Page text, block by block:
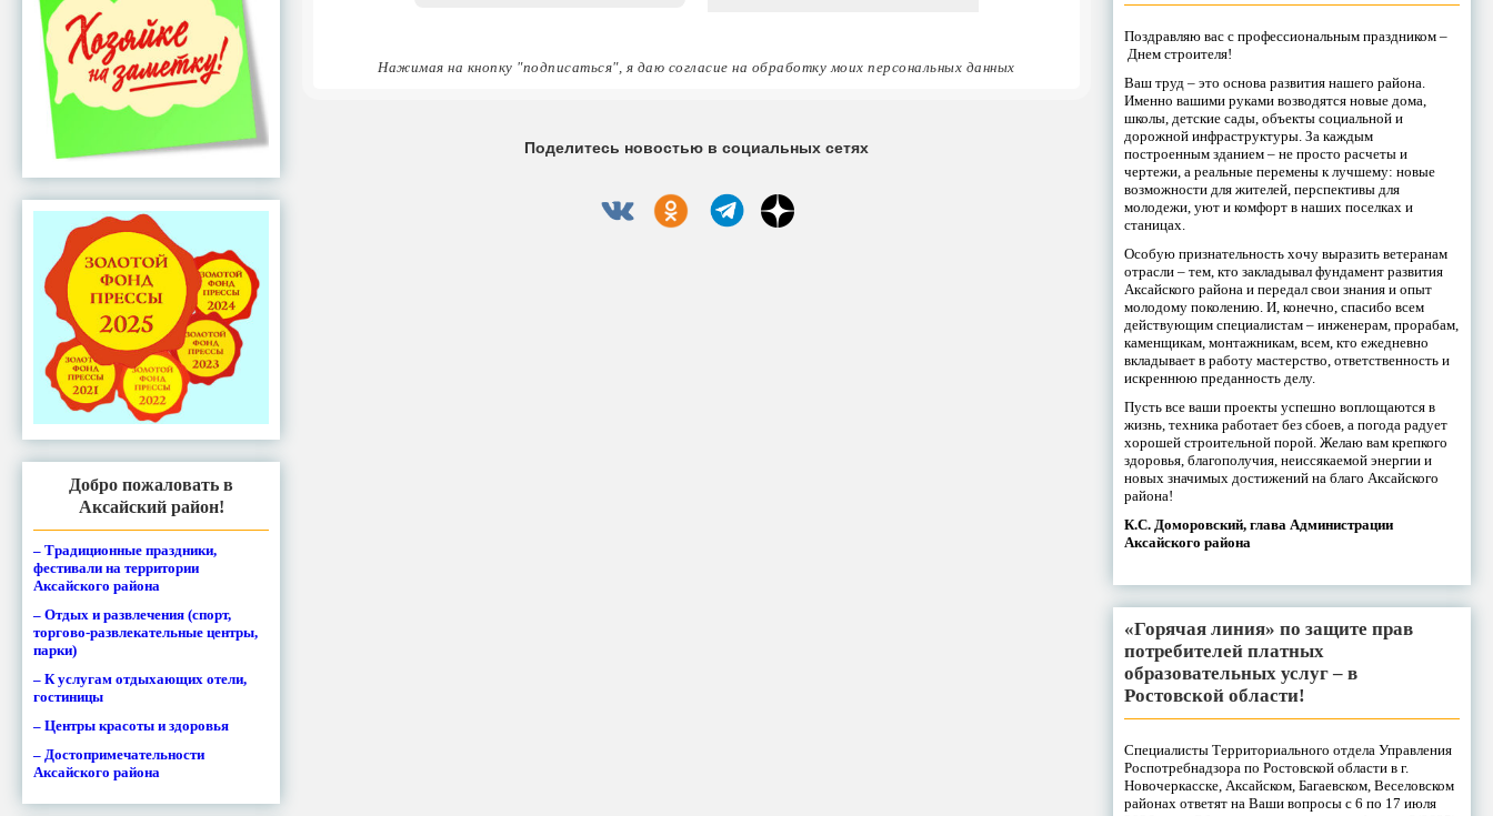
Добро пожаловать в
Аксайский район!
– Традиционные праздники,
фестивали на территории
Аксайского района
– Отдых и развлечения (спорт,
торгово-развлекательные центры,
парки)
– К услугам отдыхающих отели,
гостиницы
– Центры красоты и здоровья
– Достопримечательности
Аксайского района
Нажимая на кнопку "подписаться", я даю согласие на обработку моих персональных данных
Поделитесь новостью в социальных сетях
Поздравляю вас с профессиональным праздником –
Днем строителя!
Ваш труд – это основа развития нашего района.
Именно вашими руками возводятся новые дома,
школы, детские сады, объекты социальной и
дорожной инфраструктуры. За каждым
построенным зданием – не просто расчеты и
чертежи, а реальные перемены к лучшему: новые
возможности для жителей, перспективы для
молодежи, уют и комфорт в наших поселках и
станицах.
Особую признательность хочу выразить ветеранам
отрасли – тем, кто закладывал фундамент развития
Аксайского района и передал свои знания и опыт
молодому поколению. И, конечно, спасибо всем
действующим специалистам – инженерам, прорабам,
каменщикам, монтажникам, всем, кто ежедневно
вкладывает в работу мастерство, ответственность и
искреннюю преданность делу.
Пусть все ваши проекты успешно воплощаются в
жизнь, техника работает без сбоев, а погода радует
хорошей строительной порой. Желаю вам крепкого
здоровья, благополучия, неиссякаемой энергии и
новых значимых достижений на благо Аксайского
района!
К.С. Доморовский, глава Администрации
Аксайского района
«Горячая линия» по защите прав
потребителей платных
образовательных услуг – в
Ростовской области!
Специалисты Территориального отдела Управления
Роспотребнадзора по Ростовской области в г.
Новочеркасске, Аксайском, Багаевском, Веселовском
районах ответят на Ваши вопросы с 6 по 17 июля